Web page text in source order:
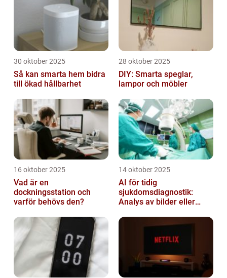
30 oktober 2025
Så kan smarta hem bidra
till ökad hållbarhet
28 oktober 2025
DIY: Smarta speglar,
lampor och möbler
16 oktober 2025
Vad är en
dockningsstation och
varför behövs den?
14 oktober 2025
AI för tidig
sjukdomsdiagnostik:
Analys av bilder eller